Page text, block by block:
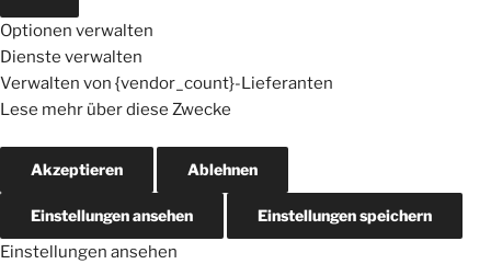
Optionen verwalten
Dienste verwalten
Verwalten von {vendor_count}-Lieferanten
Lese mehr über diese Zwecke
Akzeptieren Ablehnen
Einstellungen ansehen Einstellungen speichern
Einstellungen ansehen